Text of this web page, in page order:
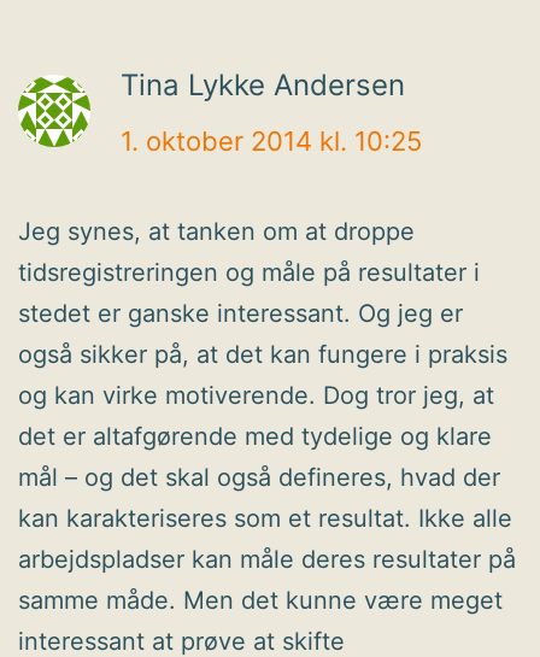
Tina Lykke Andersen
1. oktober 2014 kl. 10:25
Jeg synes, at tanken om at droppe
tidsregistreringen og måle på resultater i
stedet er ganske interessant. Og jeg er
også sikker på, at det kan fungere i praksis
og kan virke motiverende. Dog tror jeg, at
det er altafgørende med tydelige og klare
mål – og det skal også defineres, hvad der
kan karakteriseres som et resultat. Ikke alle
arbejdspladser kan måle deres resultater på
samme måde. Men det kunne være meget
interessant at prøve at skifte